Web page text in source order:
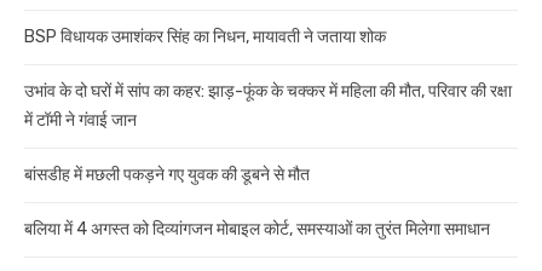
BSP विधायक उमाशंकर सिंह का निधन, मायावती ने जताया शोक
उभांव के दो घरों में सांप का कहर: झाड़-फूंक के चक्कर में महिला की मौत, परिवार की रक्षा
में टॉमी ने गंवाई जान
बांसडीह में मछली पकड़ने गए युवक की डूबने से मौत
बलिया में 4 अगस्त को दिव्यांगजन मोबाइल कोर्ट, समस्याओं का तुरंत मिलेगा समाधान